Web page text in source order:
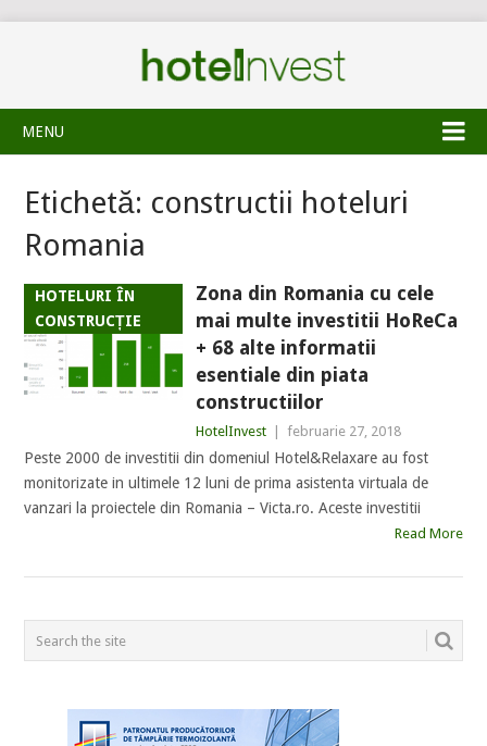
MENU
Etichetă: constructii hoteluri
Romania
HOTELURI ÎN
CONSTRUCȚIE
Zona din Romania cu cele
mai multe investitii HoReCa
+ 68 alte informatii
esentiale din piata
constructiilor
HotelInvest februarie 27, 2018
Peste 2000 de investitii din domeniul Hotel&Relaxare au fost
monitorizate in ultimele 12 luni de prima asistenta virtuala de
vanzari la proiectele din Romania – Victa.ro. Aceste investitii
Read More
POSTS
NAVIGATION